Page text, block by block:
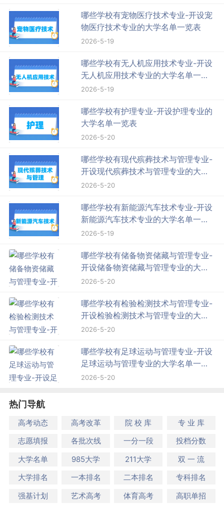
哪些学校有宠物医疗技术专业-开设宠
物医疗技术专业的大学名单一览表
2026-5-19
哪些学校有无人机应用技术专业-开设
无人机应用技术专业的大学名单一览
表
2026-5-19
哪些学校有护理专业-开设护理专业的
大学名单一览表
2026-5-20
哪些学校有现代殡葬技术与管理专业-
开设现代殡葬技术与管理专业的大学
名单一览表
2026-5-20
哪些学校有新能源汽车技术专业-开设
新能源汽车技术专业的大学名单一览
表
2026-5-19
哪些学校有储备物资储藏与管理专业-
开设储备物资储藏与管理专业的大学
名单一览表
2026-5-20
哪些学校有检验检测技术与管理专业-
开设检验检测技术与管理专业的大学
名单一览表
2026-5-20
哪些学校有足球运动与管理专业-开设
足球运动与管理专业的大学名单一览
表
2026-5-20
热门导航
高考动态 高考改革 院 校 库
专 业 库
志愿填报
各批次线 一分一段
投档分数
大学名单
985大学 211大学
双 一 流
大学排名
一本排名 二本排名
专科排名
强基计划
艺术高考 体育高考 高职单招